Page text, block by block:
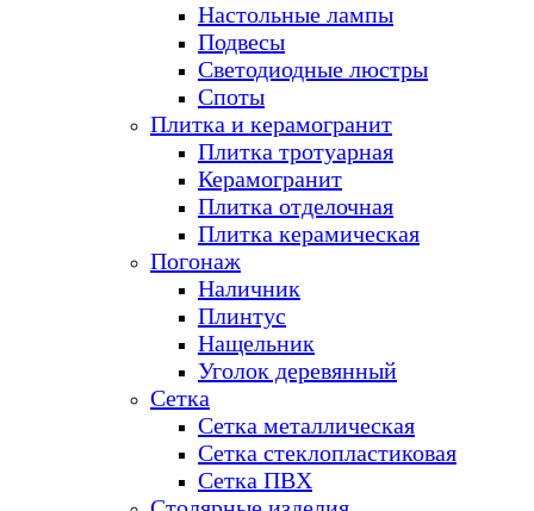
Настольные лампы
Подвесы
Светодиодные люстры
Споты
Плитка и керамогранит
Плитка тротуарная
Керамогранит
Плитка отделочная
Плитка керамическая
Погонаж
Наличник
Плинтус
Нащельник
Уголок деревянный
Сетка
Сетка металлическая
Сетка стеклопластиковая
Сетка ПВХ